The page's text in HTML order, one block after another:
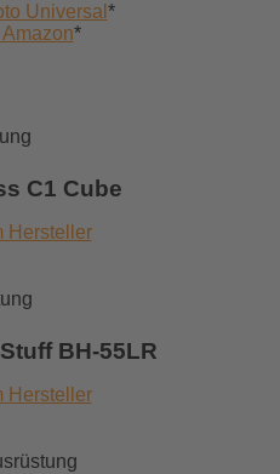
Universal *
Amazon*
C1 Cube
Hersteller
BH-55LR
Hersteller